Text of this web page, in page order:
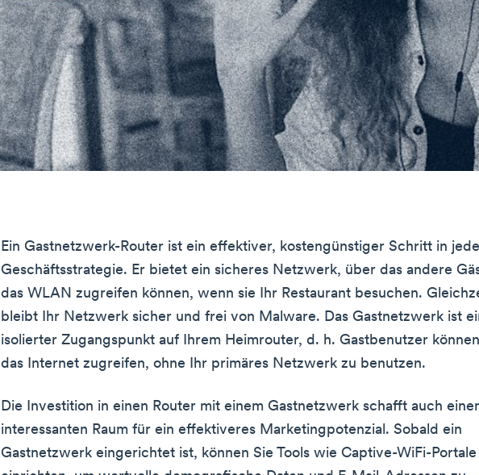
Ein Gastnetzwerk-Router ist ein effektiver, kostengünstiger Schritt in
Geschäftsstrategie. Er bietet ein sicheres Netzwerk, über das andere
das WLAN zugreifen können, wenn sie Ihr Restaurant besuchen.
bleibt Ihr Netzwerk sicher und frei von Malware. Das Gastnetzwerk ist
isolierter Zugangspunkt auf Ihrem Heimrouter, d. h. Gastbenutzer
das Internet zugreifen, ohne Ihr primäres Netzwerk zu benutzen.
Die Investition in einen Router mit einem Gastnetzwerk schafft auch
interessanten Raum für ein effektiveres Marketingpotenzial. Sobald ein
Gastnetzwerk eingerichtet ist, können Sie Tools wie Captive-WiFi-Portale